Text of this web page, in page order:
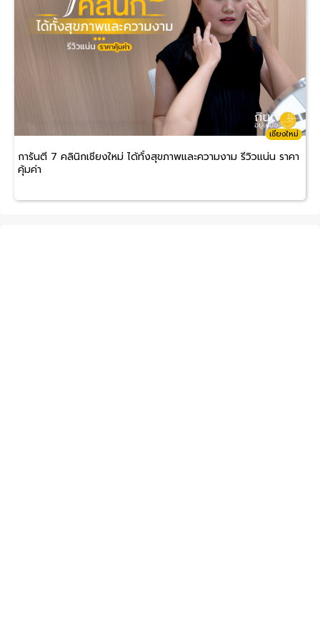
เชียงใหม่
การันตี 7 คลินิกเชียงใหม่ ได้ทั้งสุขภาพและความงาม รีวิวแน่น ราคา
คุ้มค่า